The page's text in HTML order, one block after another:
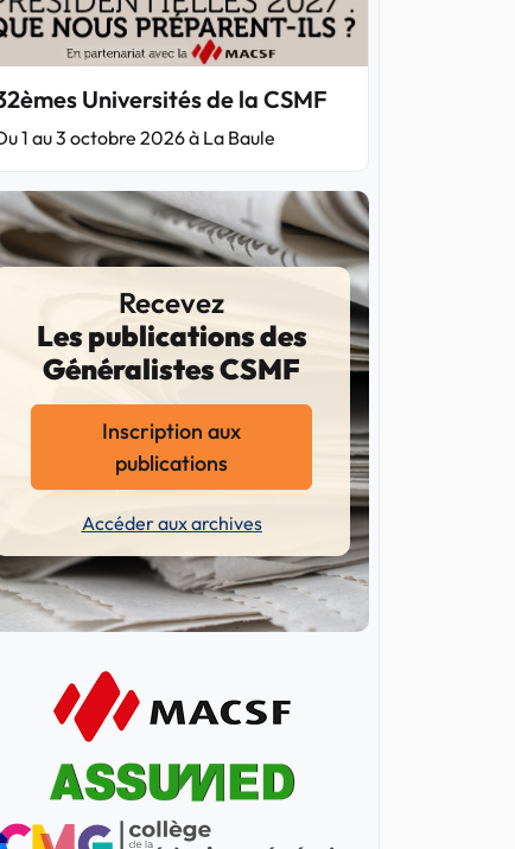
Universités de la CSMF
1 au 3 octobre 2026 à La Baule
Recevez
Les publications des
Généralistes CSMF
Inscription aux
publications
Accéder aux archives